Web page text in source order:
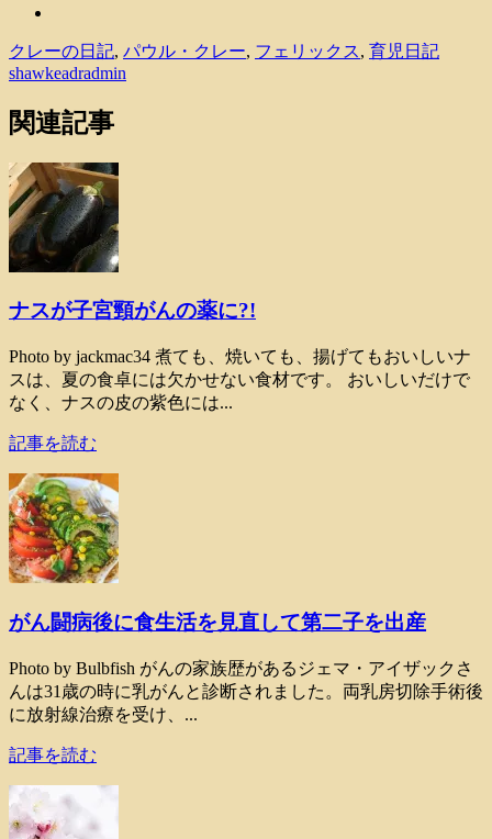
クレーの日記, パウル・クレー, フェリックス, 育児日記
shawkeadradmin
関連記事
ナスが子宮頸がんの薬に?!
Photo by jackmac34 煮ても、焼いても、揚げてもおいしいナ
スは、夏の食卓には欠かせない食材です。 おいしいだけで
なく、ナスの皮の紫色には...
記事を読む
がん闘病後に食生活を見直して第二子を出産
Photo by Bulbfish がんの家族歴があるジェマ・アイザックさ
んは31歳の時に乳がんと診断されました。両乳房切除手術後
に放射線治療を受け、...
記事を読む